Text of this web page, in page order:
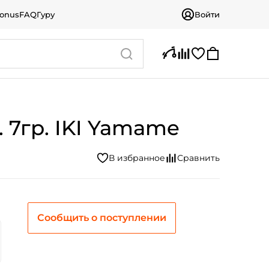
FAQГуру Войти
IKI Yamame
Сообщить о поступлении